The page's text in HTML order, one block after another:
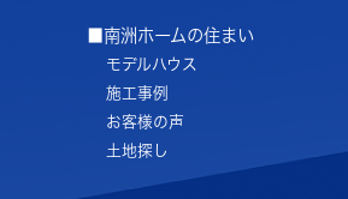
■南洲ホームの住まい
モデルハウス
施工事例
お客様の声
土地探し